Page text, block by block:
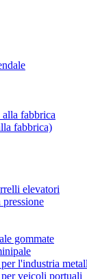
fabbrica
fabbrica)
elevatori
gommate
l'industria
veicoli portuali